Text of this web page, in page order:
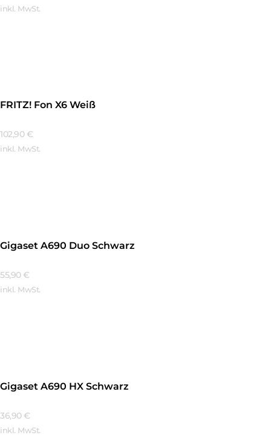
inkl. MwSt.
FRITZ! Fon X6 Weiß
102,90 €
inkl. MwSt.
Gigaset A690 Duo Schwarz
55,90 €
inkl. MwSt.
Gigaset A690 HX Schwarz
36,90 €
inkl. MwSt.